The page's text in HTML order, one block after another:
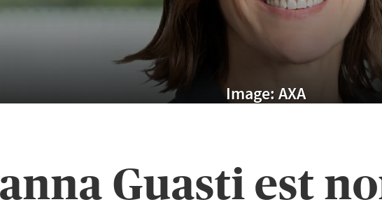
Image: AXA
Guasti est